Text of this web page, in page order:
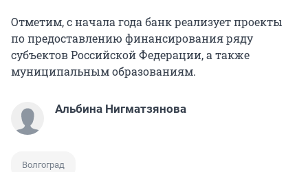
Отметим, с начала года банк реализует проекты
по предоставлению финансирования ряду
субъектов Российской Федерации, а также
муниципальным образованиям.
Альбина Нигматзянова
Волгоград